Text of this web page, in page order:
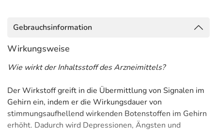
Gebrauchsinformation
Wirkungsweise
Wie wirkt der Inhaltsstoff des Arzneimittels?
Der Wirkstoff greift in die Übermittlung von Signalen im
Gehirn ein, indem er die Wirkungsdauer von
stimmungsaufhellend wirkenden Botenstoffen im Gehirn
erhöht. Dadurch wird Depressionen, Ängsten und